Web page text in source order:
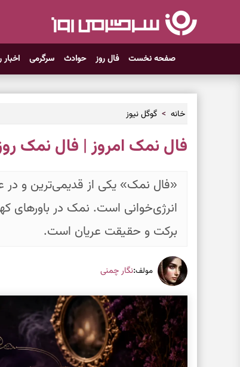
صفحه نخست فال روز حوادث سرگرمی اخبار
خانه گوگل نیوز
فال نمک امروز | فال نمک روزانه
«فال نمک» یکی از قدیمی‌ترین و
انرژی‌خوانی است. نمک در باورهای
برکت و حقیقت عریان است.
مولف:نگار چمنی